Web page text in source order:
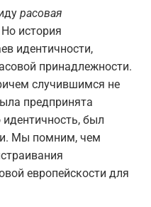
расовая
история
идентичности,
принадлежности.
случившимся не
предпринята
был
Мы помним, чем
европейскости для